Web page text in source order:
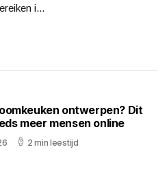
i...
ontwerpen? Dit
meer mensen online
2 min leestijd